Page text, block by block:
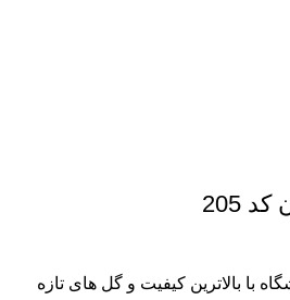
205
با بالاترین کیفیت و گل های تازه